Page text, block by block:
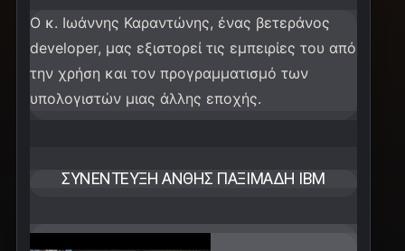
Ο κ. Ιωάννης Καραντώνης, ένας βετεράνος
developer, μας εξιστορεί τις εμπειρίες του από
την χρήση και τον προγραμματισμό των
υπολογιστών μιας άλλης εποχής.
ΣΥΝΈΝΤΕΥΞΗ ΑΝΘΉΣ ΠΑΞΙΜΆΔΗ IBM